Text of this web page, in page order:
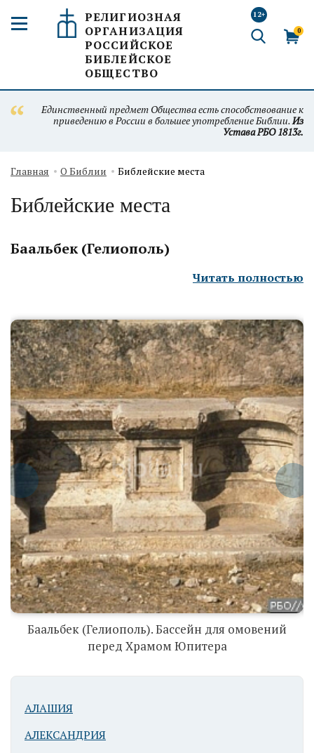
РЕЛИГИОЗНАЯ
ОРГАНИЗАЦИЯ
РОССИЙСКОЕ
БИБЛЕЙСКОЕ
ОБЩЕСТВО
12+
0
Единственный предмет Общества есть способствование к
приведению в России в большее употребление Библии.Из
Устава РБО 1813г.
Главная О Библии Библейские места
Библейские места
Баальбек (Гелиополь)
Читать полностью
Баальбек
(Гелиополь).
Бассейн для
омовений
перед Храмом
Юпитера
Баальбек
(Гелиополь).
Баальбек (Гелиополь). Бассейн для омовений
перед Храмом Юпитера
АЛАШИЯ
АЛЕКСАНДРИЯ